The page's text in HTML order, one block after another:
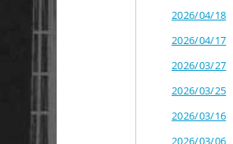
2026/04/18
2026/04/17
2026/03/27
2026/03/25
2026/03/16
2026/03/06